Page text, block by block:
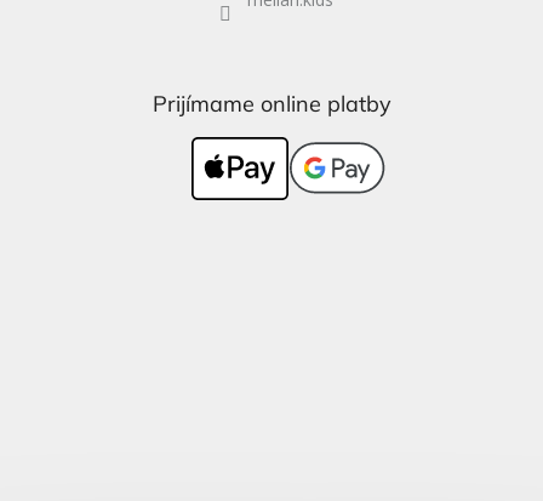
Prijímame online platby